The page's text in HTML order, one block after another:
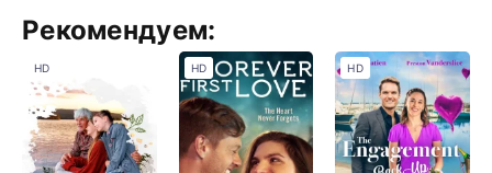
Рекомендуем:
HD HD HD